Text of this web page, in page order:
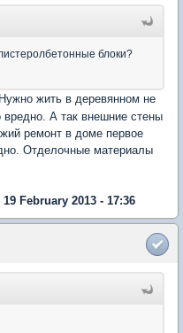
блоки?
жить в деревянном не
А так внешние стены
ремонт в доме первое
Отделочные материалы
February 2013 - 17:36